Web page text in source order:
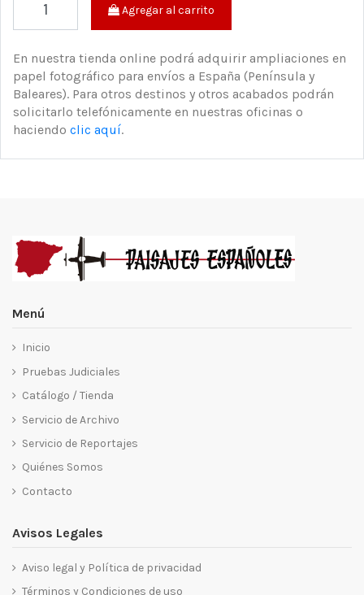
Agregar al carrito
En nuestra tienda online podrá adquirir ampliaciones en
papel fotográfico para envíos a España (Península y
Baleares). Para otros destinos y otros acabados podrán
solicitarlo telefónicamente en nuestras oficinas o
haciendo clic aquí.
Menú
Inicio
Pruebas Judiciales
Catálogo / Tienda
Servicio de Archivo
Servicio de Reportajes
Quiénes Somos
Contacto
Avisos Legales
Aviso legal y Política de privacidad
Términos y Condiciones de uso